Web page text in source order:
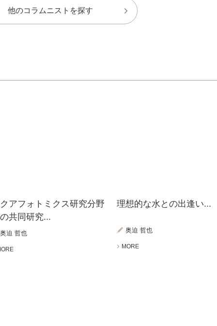
他のコラムニストを探す
アフォトミクス研究分野
共同研究...
奥迫 哲也
理想的な水との出逢い...
奥迫 哲也
MORE